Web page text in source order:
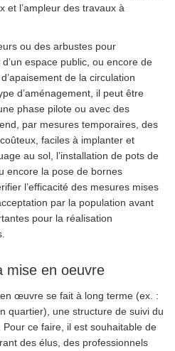
et l’ampleur des travaux à
ou des arbustes pour
espace public, ou encore de
de la circulation
d’aménagement, il peut être
phase pilote ou avec des
par mesures temporaires, des
faciles à implanter et
au sol, l’installation de pots de
encore la pose de bornes
l’efficacité des mesures mises
par la population avant
pour la réalisation
mise en oeuvre
œuvre se fait à long terme (ex. :
quartier), une structure de suivi du
ce faire, il est souhaitable de
des élus, des professionnels